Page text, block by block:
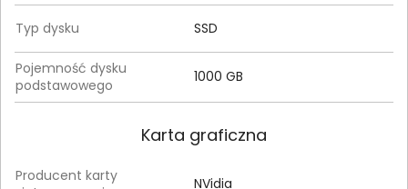
Typ dysku SSD
Pojemność dysku
podstawowego
1000 GB
Karta graficzna
Producent karty
NVidia